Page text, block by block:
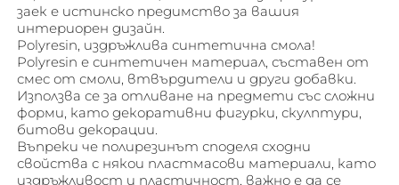
заек е истинско предимство за вашия
интериорен дизайн.
Polyresin, издръжлива синтетична смола!
Polyresin е синтетичен материал, съставен от
смес от смоли, втвърдители и други добавки.
Използва се за отливане на предмети със сложни
форми, като декоративни фигурки, скулптури,
битови декорации.
Въпреки че полирезинът споделя сходни
свойства с някои пластмасови материали, като
издръжливост и пластичност, важно е да се